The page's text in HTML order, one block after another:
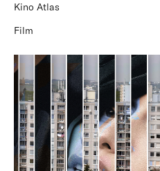
Kino Atlas
Film